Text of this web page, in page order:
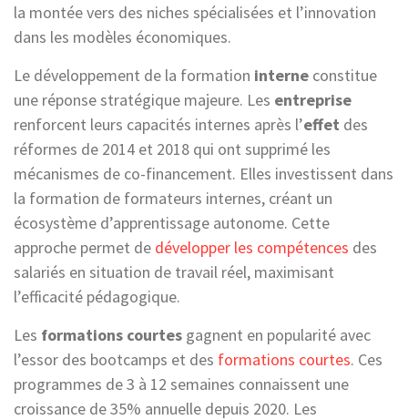
la montée vers des niches spécialisées et l’innovation
dans les modèles économiques.
Le développement de la formation interne constitue
une réponse stratégique majeure. Les entreprise
renforcent leurs capacités internes après l’effet des
réformes de 2014 et 2018 qui ont supprimé les
mécanismes de co-financement. Elles investissent dans
la formation de formateurs internes, créant un
écosystème d’apprentissage autonome. Cette
approche permet de développer les compétences des
salariés en situation de travail réel, maximisant
l’efficacité pédagogique.
Les formations courtes gagnent en popularité avec
l’essor des bootcamps et des formations courtes. Ces
programmes de 3 à 12 semaines connaissent une
croissance de 35% annuelle depuis 2020. Les